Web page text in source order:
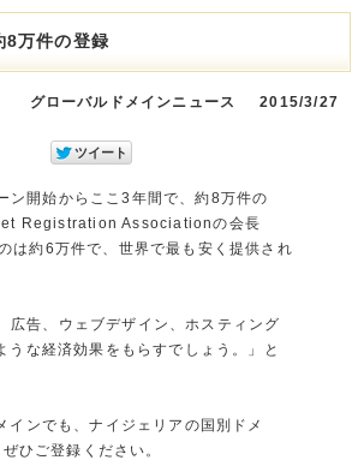
8万件の登録
グローバルドメインニュース 2015/3/27
開始からここ3年間で、約8万件の
Registration Associationの会長
は約6万件で、世界で最も安く提供され
告、ウェブデザイン、ホスティング
な経済効果をもらすでしょう。」と
ンでも、ナイジェリアの国別ドメ
ひご登録ください。